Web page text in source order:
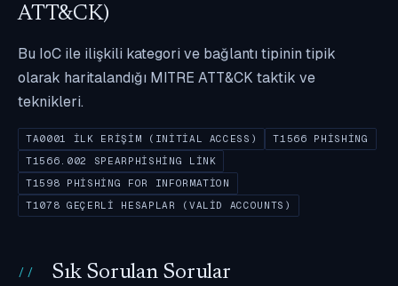
ATT&CK)
Bu IoC ile ilişkili kategori ve bağlantı tipinin tipik
olarak haritalandığı MITRE ATT&CK taktik ve
teknikleri.
TA0001 İLK ERIŞIM (INITIAL ACCESS)
T1566 PHISHING
T1566.002 SPEARPHISHING LINK
T1598 PHISHING FOR INFORMATION
T1078 GEÇERLI HESAPLAR (VALID ACCOUNTS)
Sık Sorulan Sorular